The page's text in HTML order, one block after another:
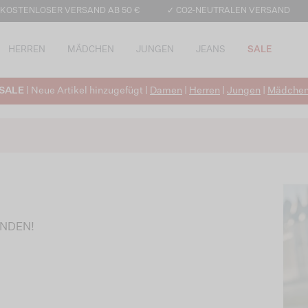
VERSAND AB 50 € ✓ CO2-NEUTRALEN VERSAND
HERREN MÄDCHEN JUNGEN JEANS SALE
| Neue Artikel hinzugefügt | Damen Herren Jungen